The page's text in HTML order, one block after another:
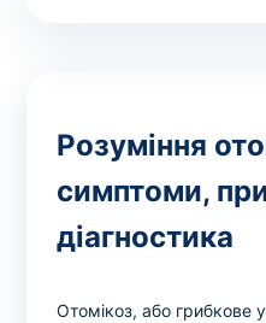
Розуміння
симптоми,
діагностика
Отомікоз, або грибкове